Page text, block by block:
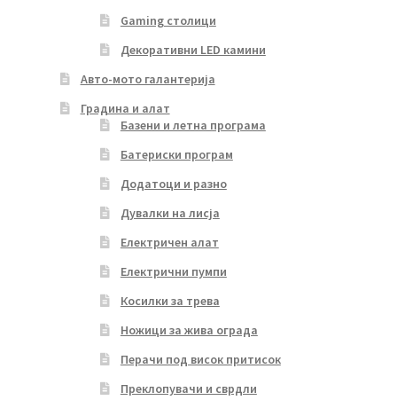
Gaming столици
Декоративни LED камини
Авто-мото галантерија
Градина и алат
Базени и летна програма
Батериски програм
Додатоци и разно
Дувалки на лисја
Електричен алат
Електрични пумпи
Косилки за трева
Ножици за жива ограда
Перачи под висок притисок
Преклопувачи и сврдли